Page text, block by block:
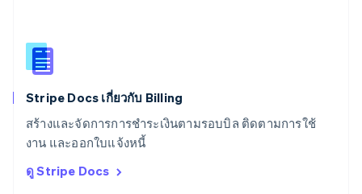
Stripe Docs เกี่ยวกับ Billing
สร้างและจัดการการชำระเงินตามรอบบิล ติดตามการใช้
งาน และออกใบแจ้งหนี้
ดู Stripe Docs
English
สิงคโปร์
ออสเตรเลีย
ออสเตรีย
DeutschEnglish
ItalianoEnglish